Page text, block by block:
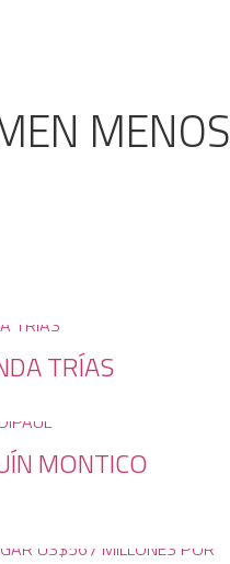
MENOS
TRÍAS
MONTICO